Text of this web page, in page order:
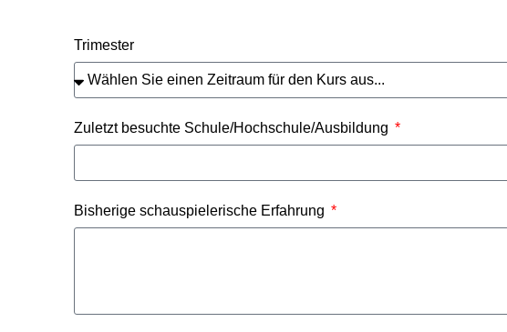
Trimester
Zuletzt besuchte Schule/Hochschule/Ausbildung
Bisherige schauspielerische Erfahrung